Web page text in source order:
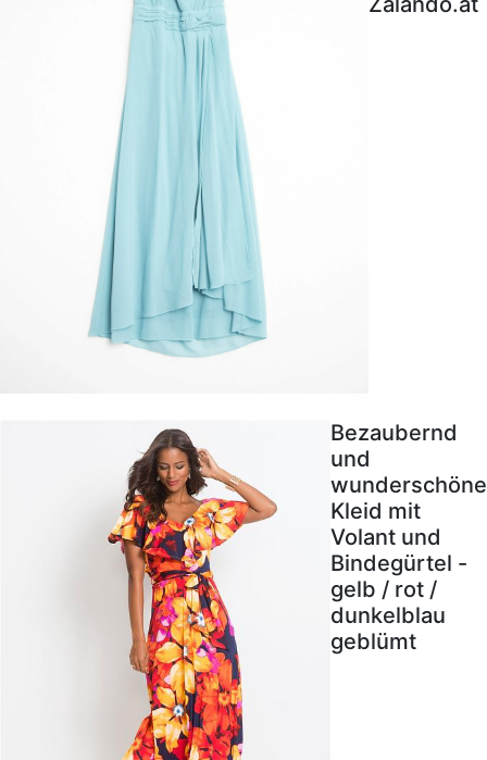
Bezaubernd
und
wunderschöne
Kleid mit
Volant und
Bindegürtel -
gelb / rot /
dunkelblau
geblümt